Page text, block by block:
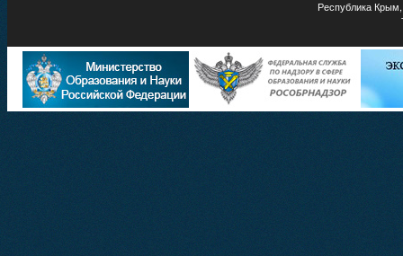
Республика